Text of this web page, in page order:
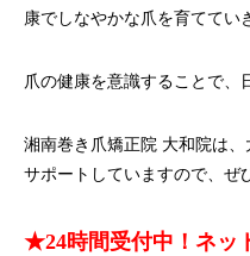
康でしなやかな爪を育ててい
爪の健康を意識することで、
湘南巻き爪矯正院 大和院は
サポートしていますので、ぜ
★24時間受付中！ネッ